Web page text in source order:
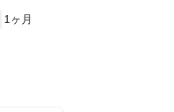
1ヶ月